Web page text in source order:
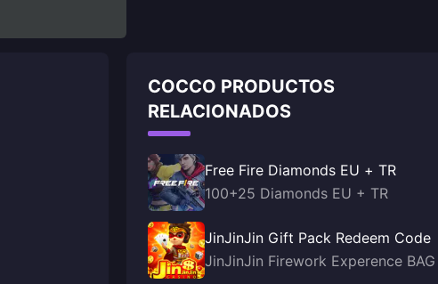
COCCO PRODUCTOS
RELACIONADOS
Free Fire Diamonds EU + TR
100+25 Diamonds EU + TR
JinJinJin Gift Pack Redeem Code
JinJinJin Firework Experence BAG